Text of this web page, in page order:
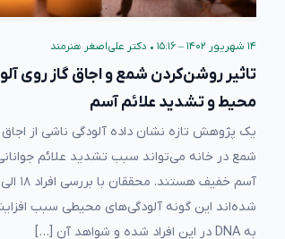
۱۴ شهریور ۱۴۰۲ – ۱۵:۱۶ • دکتر علی‌اصغر هنرمند
تاثیر روشن‌کردن شمع و اجاق گاز روی
محیط و تشدید علائم آسم
یک پژوهش تازه نشان داده آلودگی ناشی از
شمع در خانه می‌تواند سبب تشدید علائم
شده‌اند این گونه آلودگی‌های محیطی سبب
به DNA در این افراد شده و شواهد آن […]